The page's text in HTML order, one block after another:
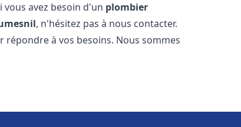
avez besoin d'un plombier
, n'hésitez pas à nous contacter.
à vos besoins. Nous sommes